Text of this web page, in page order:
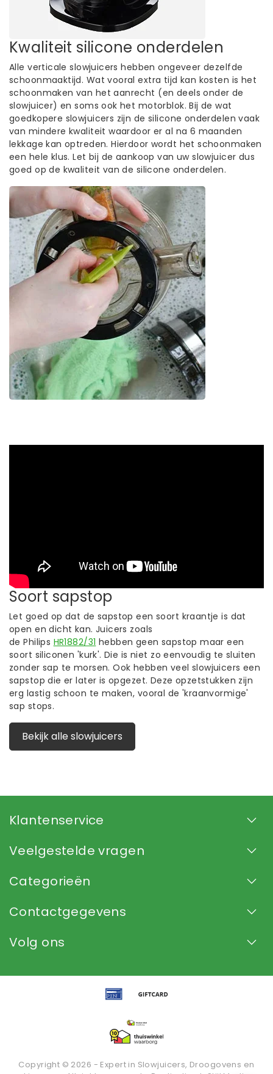
Kwaliteit silicone onderdelen
Alle verticale slowjuicers hebben ongeveer dezelfde
schoonmaaktijd. Wat vooral extra tijd kan kosten is het
schoonmaken van het aanrecht (en deels onder de
slowjuicer) en soms ook het motorblok. Bij de wat
goedkopere slowjuicers zijn de silicone onderdelen vaak
van mindere kwaliteit waardoor er al na 6 maanden
lekkage kan optreden. Hierdoor wordt het schoonmaken
een hele klus. Let bij de aankoop van uw slowjuicer dus
goed op de kwaliteit van de silicone onderdelen.
Soort sapstop
Let goed op dat de sapstop een soort kraantje is dat
open en dicht kan. Juicers zoals
de Philips HR1882/31 hebben geen sapstop maar een
soort siliconen 'kurk'. Die is niet zo eenvoudig te sluiten
zonder sap te morsen. Ook hebben veel slowjuicers een
sapstop die er later is opgezet. Deze opzetstukken zijn
erg lastig schoon te maken, vooral de 'kraanvormige'
sap stops.
Bekijk alle slowjuicers
Klantenservice
Veelgestelde vragen
Categorieën
Contactgegevens
Volg ons
Copyright © 2026 - Expert in Slowjuicers, Droogovens en